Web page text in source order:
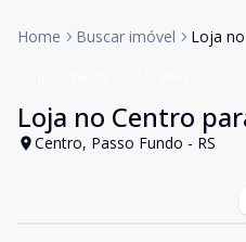
Home Buscar imóvel Loja
Loja no Centro
Centro, Passo Fundo - RS